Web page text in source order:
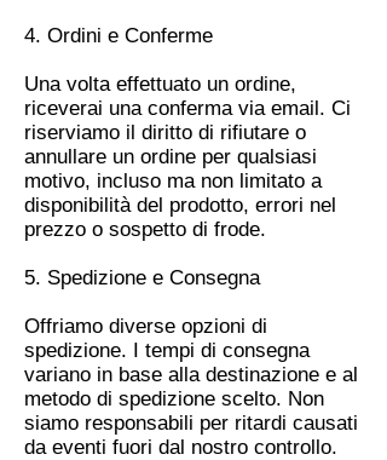
4. Ordini e Conferme
Una volta effettuato un ordine,
riceverai una conferma via email. Ci
riserviamo il diritto di rifiutare o
annullare un ordine per qualsiasi
motivo, incluso ma non limitato a
disponibilità del prodotto, errori nel
prezzo o sospetto di frode.
5. Spedizione e Consegna
Offriamo diverse opzioni di
spedizione. I tempi di consegna
variano in base alla destinazione e al
metodo di spedizione scelto. Non
siamo responsabili per ritardi causati
da eventi fuori dal nostro controllo.